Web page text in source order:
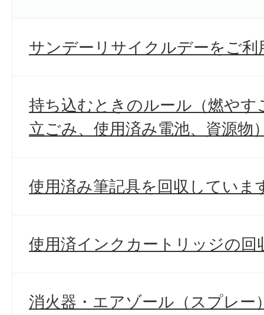
サンデーリサイクルデーをご利
持ち込むときのルール（燃やす
立ごみ、使用済み電池、資源物
使用済み筆記具を回収していま
使用済インクカートリッジの
消火器・エアゾール（スプレー